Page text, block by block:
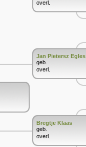
overl.
Jan Pietersz Egles
geb.
overl.
Bregtje Klaas
geb.
overl.